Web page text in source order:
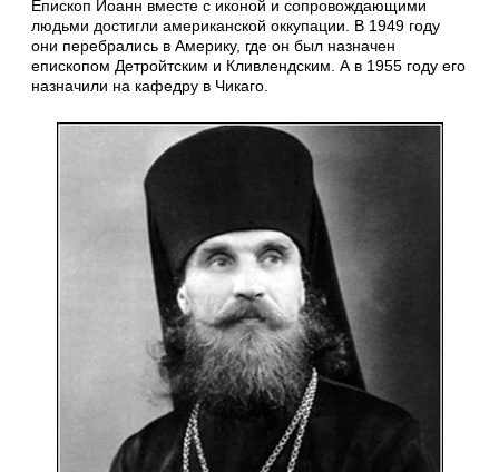
Епископ Иоанн вместе с иконой и сопровождающими
людьми достигли американской оккупации. В 1949 году
они перебрались в Америку, где он был назначен
епископом Детройтским и Кливлендским. А в 1955 году его
назначили на кафедру в Чикаго.